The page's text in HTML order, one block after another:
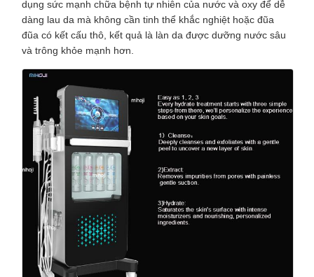
dụng sức mạnh chữa bệnh tự nhiên của nước và oxy để dễ
dàng lau da mà không cần tinh thể khắc nghiệt hoặc đũa
đũa có kết cấu thô, kết quả là làn da được dưỡng nước sâu
và trông khỏe mạnh hơn.